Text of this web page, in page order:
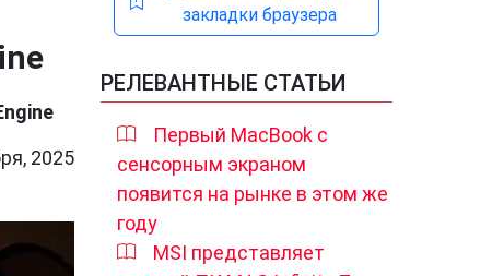
2025
закладки браузера
РЕЛЕВАНТНЫЕ СТАТЬИ
Первый MacBook с
сенсорным экраном
появится на рынке в этом же
году
MSI представляет